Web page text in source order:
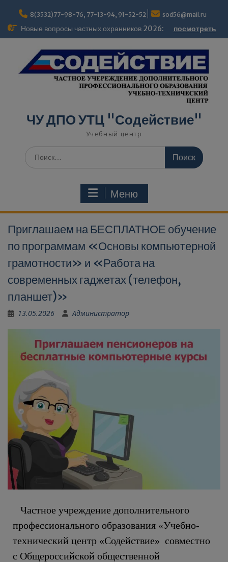
8(3532)77-98-76, 77-13-94, 91-52-52 sod56@mail.ru
Новые вопросы частных охранников 2026: посмотреть
ЧУ ДПО УТЦ "Содействие"
Учебный центр
Меню
Приглашаем на БЕСПЛАТНОЕ обучение
по программам «Основы компьютерной
грамотности» и «Работа на
современных гаджетах (телефон,
планшет)»
13.05.2026 Администратор
Частное учреждение дополнительного
профессионального образования «Учебно-
технический центр «Содействие» совместно
с Общероссийской общественной